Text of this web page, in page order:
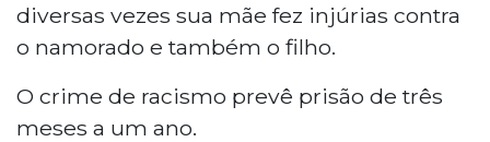
diversas vezes sua mãe fez injúrias contra
o namorado e também o filho.
O crime de racismo prevê prisão de três
meses a um ano.